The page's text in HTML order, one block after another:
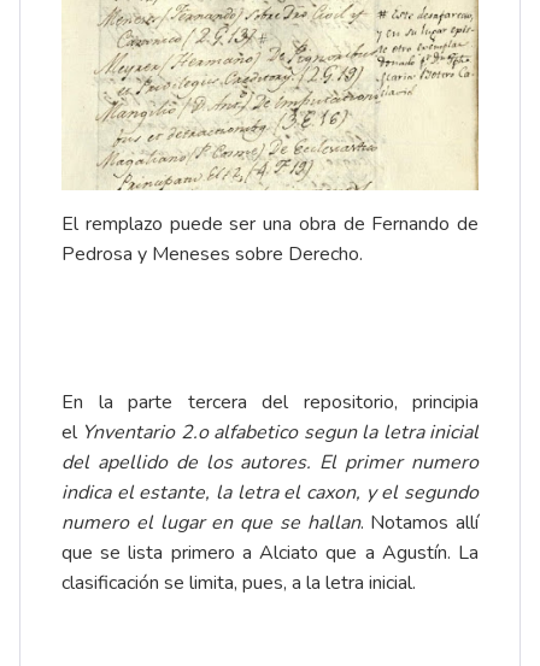
El remplazo puede ser una obra de Fernando de
Pedrosa y Meneses sobre Derecho.
En la parte tercera del repositorio, principia
el Ynventario 2.o alfabetico segun la letra inicial
del apellido de los autores. El primer numero
indica el estante, la letra el caxon, y el segundo
numero el lugar en que se hallan. Notamos allí
que se lista primero a Alciato que a Agustín. La
clasificación se limita, pues, a la letra inicial.